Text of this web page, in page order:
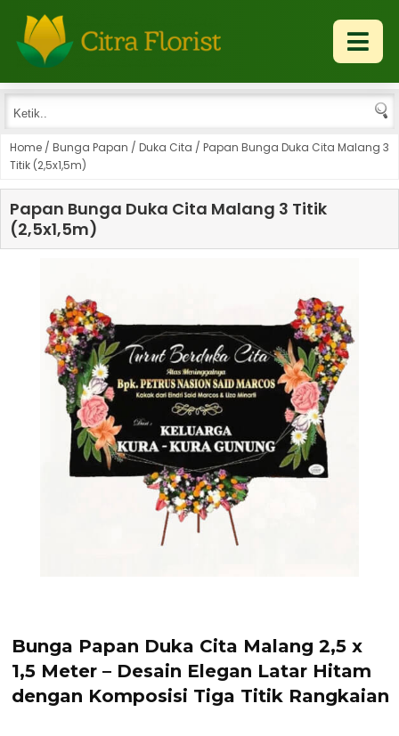
Home / Bunga Papan / Duka Cita / Papan Bunga Duka Cita Malang 3
Titik (2,5x1,5m)
Papan Bunga Duka Cita Malang 3 Titik
(2,5x1,5m)
Bunga Papan Duka Cita Malang 2,5 x
1,5 Meter – Desain Elegan Latar Hitam
dengan Komposisi Tiga Titik Rangkaian